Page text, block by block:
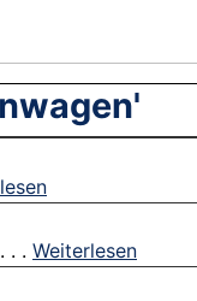
. . Weiterlesen